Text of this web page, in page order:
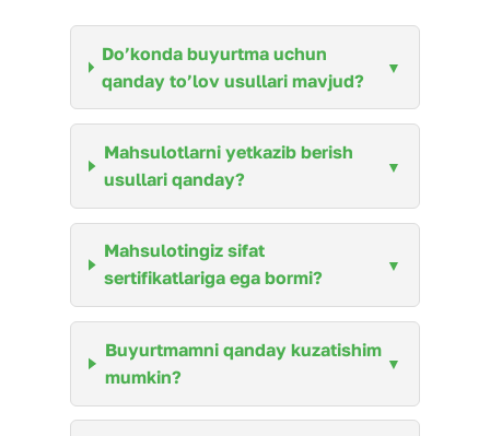
Do’konda buyurtma uchun
qanday to’lov usullari mavjud?
Mahsulotlarni yetkazib berish
usullari qanday?
Mahsulotingiz sifat
sertifikatlariga ega bormi?
Buyurtmamni qanday kuzatishim
mumkin?